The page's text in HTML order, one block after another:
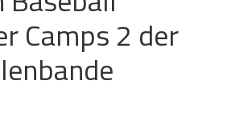
Camps 2 der